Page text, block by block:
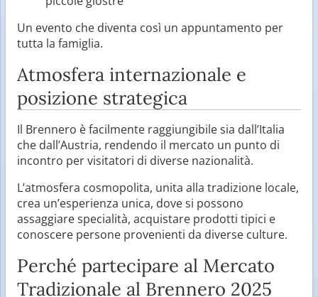
Un evento che diventa così un appuntamento per
tutta la famiglia.
Atmosfera internazionale e
posizione strategica
Il Brennero è facilmente raggiungibile sia dall’Italia
che dall’Austria, rendendo il mercato un punto di
incontro per visitatori di diverse nazionalità.
L’atmosfera cosmopolita, unita alla tradizione locale,
crea un’esperienza unica, dove si possono
assaggiare specialità, acquistare prodotti tipici e
conoscere persone provenienti da diverse culture.
Perché partecipare al Mercato
Tradizionale al Brennero 2025